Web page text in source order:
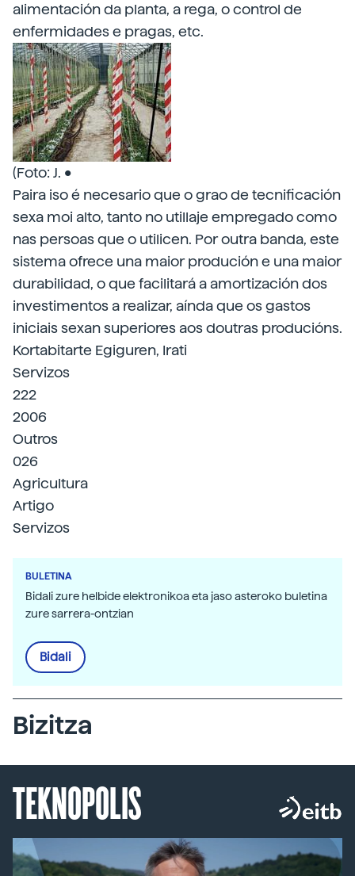
alimentación da planta, a rega, o control de
enfermidades e pragas, etc.
(Foto: J. •
Paira iso é necesario que o grao de tecnificación
sexa moi alto, tanto no utillaje empregado como
nas persoas que o utilicen. Por outra banda, este
sistema ofrece una maior produción e una maior
durabilidad, o que facilitará a amortización dos
investimentos a realizar, aínda que os gastos
iniciais sexan superiores aos doutras producións.
Kortabitarte Egiguren, Irati
Servizos
222
2006
Outros
026
Agricultura
Artigo
Servizos
BULETINA
Bidali zure helbide elektronikoa eta jaso asteroko buletina
zure sarrera-ontzian
Bidali
Bizitza
TEKNOPOLIS